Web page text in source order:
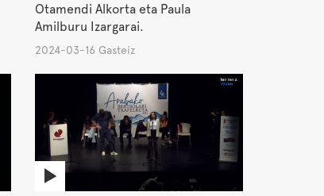
Otamendi Alkorta eta Paula
Amilburu Izargarai.
2024-03-16 Gasteiz